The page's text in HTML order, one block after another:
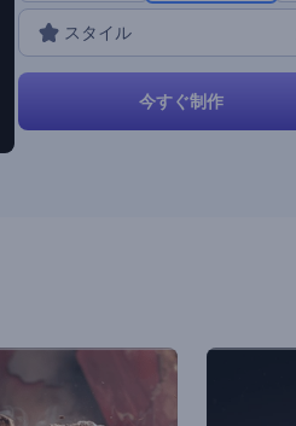
ょう。今すぐ試してみてください！
スタイル
今すぐ制作